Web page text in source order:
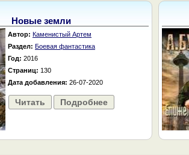
Новые земли
Автор: Каменистый Артем
Раздел: Боевая фантастика
Год: 2016
Страниц: 130
Дата добавления: 26-07-2020
Читать Подробнее